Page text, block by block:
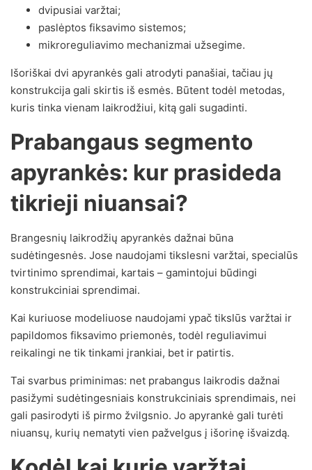
dvipusiai varžtai;
paslėptos fiksavimo sistemos;
mikroreguliavimo mechanizmai užsegime.
Išoriškai dvi apyrankės gali atrodyti panašiai, tačiau jų
konstrukcija gali skirtis iš esmės. Būtent todėl metodas,
kuris tinka vienam laikrodžiui, kitą gali sugadinti.
Prabangaus segmento
apyrankės: kur prasideda
tikrieji niuansai?
Brangesnių laikrodžių apyrankės dažnai būna
sudėtingesnės. Jose naudojami tikslesni varžtai, specialūs
tvirtinimo sprendimai, kartais – gamintojui būdingi
konstrukciniai sprendimai.
Kai kuriuose modeliuose naudojami ypač tikslūs varžtai ir
papildomos fiksavimo priemonės, todėl reguliavimui
reikalingi ne tik tinkami įrankiai, bet ir patirtis.
Tai svarbus priminimas: net prabangus laikrodis dažnai
pasižymi sudėtingesniais konstrukciniais sprendimais, nei
gali pasirodyti iš pirmo žvilgsnio. Jo apyrankė gali turėti
niuansų, kurių nematyti vien pažvelgus į išorinę išvaizdą.